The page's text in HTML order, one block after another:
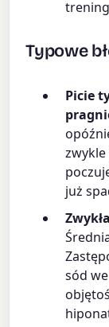
Typowe
Picie
zwykle
już
sód